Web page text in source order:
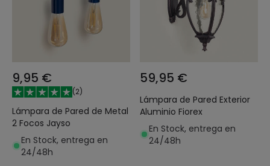
9,95 €
(2)
Lámpara de Pared de Metal
2 Focos Jayso
En Stock, entrega en
24/48h
59,95 €
Lámpara de Pared Exterior
Aluminio Fiorex
En Stock, entrega en
24/48h